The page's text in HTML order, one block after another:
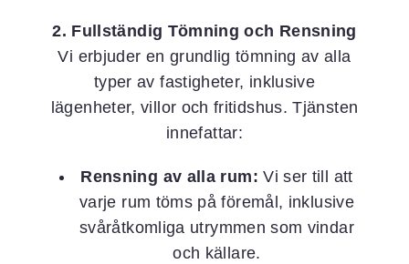
2. Fullständig Tömning och Rensning
Vi erbjuder en grundlig tömning av alla
typer av fastigheter, inklusive
lägenheter, villor och fritidshus. Tjänsten
innefattar:
Rensning av alla rum: Vi ser till att
varje rum töms på föremål, inklusive
svåråtkomliga utrymmen som vindar
och källare.